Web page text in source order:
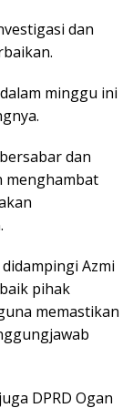
dan
minggu ini
dan
menghambat
Azmi
pihak
memastikan
DPRD Ogan